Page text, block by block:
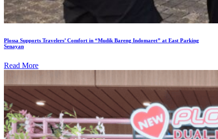
Plossa Supports Travelers’ Comfort in “Mudik Bareng Indomaret” at East Parking
Senayan
Read More